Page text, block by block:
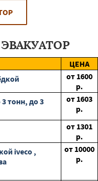
ЦЕНА
от 1600
р.
тонн, до 3
от 1603
р.
от 1301
р.
iveco ,
от 10000
р.